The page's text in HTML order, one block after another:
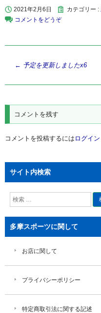
2021年2月6日 カテゴリー :
コメントをどうぞ
ビ
シ
ン
← 予定を更新しましたx6
コメントを残す
コメントを投稿するには ログイン
サイト内検索
検
索
多摩スポーツに関して
お店に関して
プライバシーポリシー
特定商取引法に関する記述